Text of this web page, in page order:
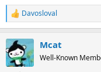
wisten Schotting en
Hoewel, ruim 40 jaar
R
e
c
t
i
Davosloval
Mcat
Well-Known